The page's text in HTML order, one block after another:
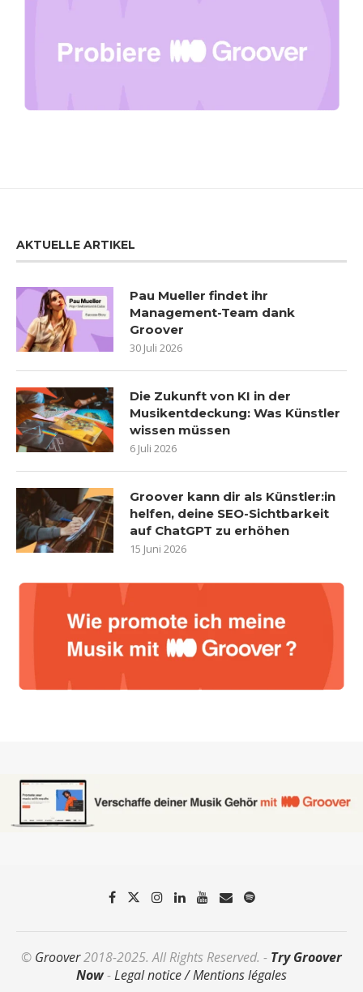
AKTUELLE ARTIKEL
Pau Mueller findet ihr
Management-Team dank
Groover
30 Juli 2026
Die Zukunft von KI in der
Musikentdeckung: Was Künstler
wissen müssen
6 Juli 2026
Groover kann dir als Künstler:in
helfen, deine SEO-Sichtbarkeit
auf ChatGPT zu erhöhen
15 Juni 2026
© Groover2018-2025. All Rights Reserved. - Try Groover
Now-Legal notice / Mentions légales